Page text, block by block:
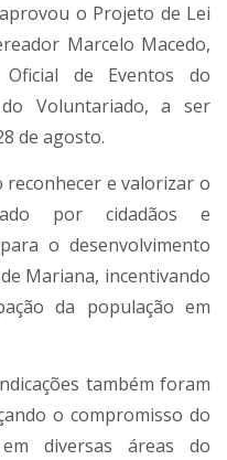
o Projeto de Lei
Marcelo Macedo,
de Eventos do
Voluntariado, a ser
de agosto.
e valorizar o
por cidadãos e
o desenvolvimento
Mariana, incentivando
da população em
também foram
o compromisso do
diversas áreas do